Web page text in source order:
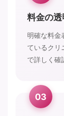
料金の
明確な料金
ているクリ
で詳しく確
03